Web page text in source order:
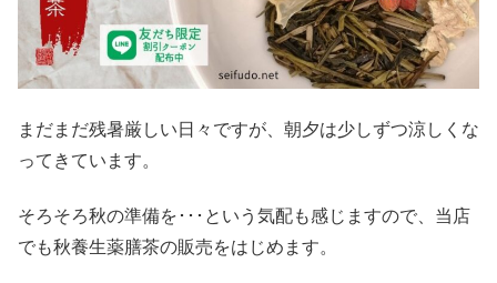
まだまだ残暑厳しい日々ですが、朝夕は少しずつ涼しくな
ってきています。
そろそろ秋の準備を･･･という気配も感じますので、当店
でも秋養生薬膳茶の販売をはじめます。